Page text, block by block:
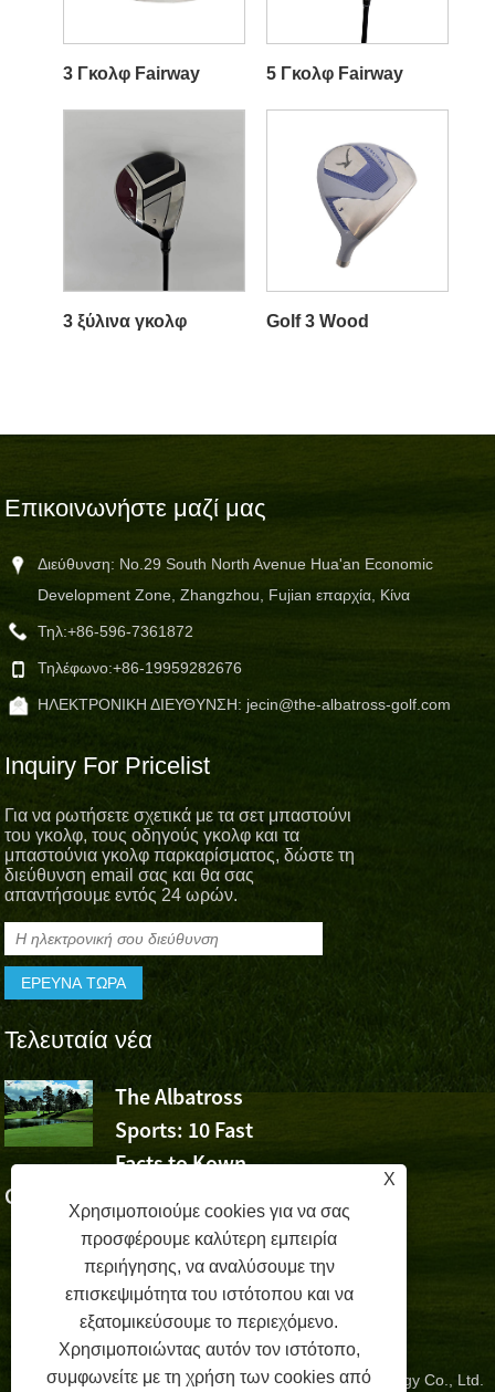
3 Γκολφ Fairway 5 Γκολφ Fairway
3 ξύλινα γκολφ Golf 3 Wood
Επικοινωνήστε μαζί μας
Διεύθυνση: No.29 South North Avenue Hua'an Economic
Development Zone, Zhangzhou, Fujian επαρχία, Κίνα
Τηλ:+86-596-7361872
Τηλέφωνο:+86-19959282676
ΗΛΕΚΤΡΟΝΙΚΗ ΔΙΕΥΘΥΝΣΗ: jecin@the-albatross-golf.com
Inquiry For Pricelist
Για να ρωτήσετε σχετικά με τα σετ μπαστούνι
του γκολφ, τους οδηγούς γκολφ και τα
μπαστούνια γκολφ παρκαρίσματος, δώστε τη
διεύθυνση email σας και θα σας
απαντήσουμε εντός 24 ωρών.
Τελευταία νέα
The Albatross
Sports: 10 Fast
Facts to Kown
Golf (Μέρος 1)
Το
τη νίκη του Wu Ashun
Copyright © 2024 Zhangzhou Albatross Sports Technology Co., Ltd.
X
Χρησιμοποιούμε cookies για να σας
προσφέρουμε καλύτερη εμπειρία
περιήγησης, να αναλύσουμε την
επισκεψιμότητα του ιστότοπου και να
εξατομικεύσουμε το περιεχόμενο.
Χρησιμοποιώντας αυτόν τον ιστότοπο,
συμφωνείτε με τη χρήση των cookies από